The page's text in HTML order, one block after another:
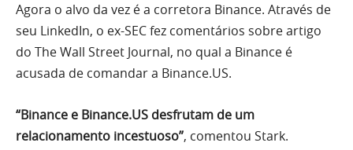
Agora o alvo da vez é a corretora Binance. Através de
seu LinkedIn, o ex-SEC fez comentários sobre artigo
do The Wall Street Journal, no qual a Binance é
acusada de comandar a Binance.US.
“Binance e Binance.US desfrutam de um
relacionamento incestuoso”, comentou Stark.